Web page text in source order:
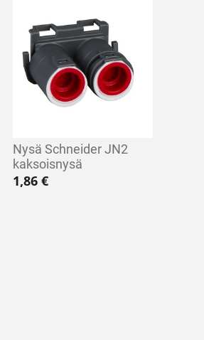
Nysä Schneider JN2
kaksoisnysä
1,86 €